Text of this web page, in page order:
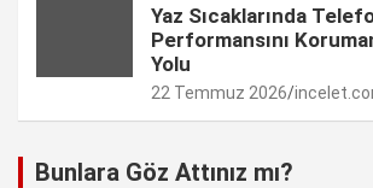
Yaz Sıcaklarında
Performansını
Yolu
22 Temmuz 2026
Bunlara Göz Attınız mı?